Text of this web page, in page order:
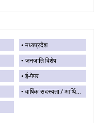
मध्यप्रदेश
जनजाति विशेष
ई-पेपर
वार्षिक सदस्यता / आर्थिक सहयोग